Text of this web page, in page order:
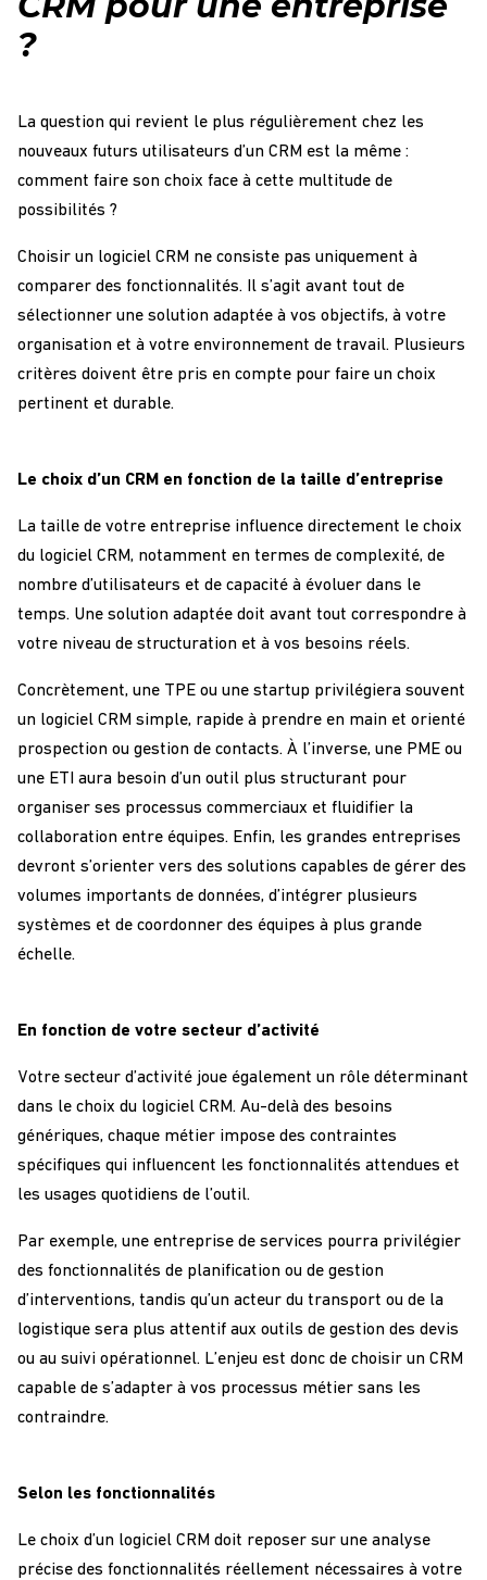
?
La question qui revient le plus régulièrement chez les
nouveaux futurs utilisateurs d’un CRM est la même :
comment faire son choix face à cette multitude de
possibilités ?
Choisir un logiciel CRM ne consiste pas uniquement à
comparer des fonctionnalités. Il s’agit avant tout de
sélectionner une solution adaptée à vos objectifs, à votre
organisation et à votre environnement de travail. Plusieurs
critères doivent être pris en compte pour faire un choix
pertinent et durable.
Le choix d’un CRM en fonction de la taille d’entreprise
La taille de votre entreprise influence directement le choix
du logiciel CRM, notamment en termes de complexité, de
nombre d’utilisateurs et de capacité à évoluer dans le
temps. Une solution adaptée doit avant tout correspondre à
votre niveau de structuration et à vos besoins réels.
Concrètement, une TPE ou une startup privilégiera souvent
un logiciel CRM simple, rapide à prendre en main et orienté
prospection ou gestion de contacts. À l’inverse, une PME ou
une ETI aura besoin d’un outil plus structurant pour
organiser ses processus commerciaux et fluidifier la
collaboration entre équipes. Enfin, les grandes entreprises
devront s’orienter vers des solutions capables de gérer des
volumes importants de données, d’intégrer plusieurs
systèmes et de coordonner des équipes à plus grande
échelle.
En fonction de votre secteur d’activité
Votre secteur d’activité joue également un rôle déterminant
dans le choix du logiciel CRM. Au-delà des besoins
génériques, chaque métier impose des contraintes
spécifiques qui influencent les fonctionnalités attendues et
les usages quotidiens de l’outil.
Par exemple, une entreprise de services pourra privilégier
des fonctionnalités de planification ou de gestion
d’interventions, tandis qu’un acteur du transport ou de la
logistique sera plus attentif aux outils de gestion des devis
ou au suivi opérationnel. L’enjeu est donc de choisir un CRM
capable de s’adapter à vos processus métier sans les
contraindre.
Selon les fonctionnalités
Le choix d’un logiciel CRM doit reposer sur une analyse
précise des fonctionnalités réellement nécessaires à votre